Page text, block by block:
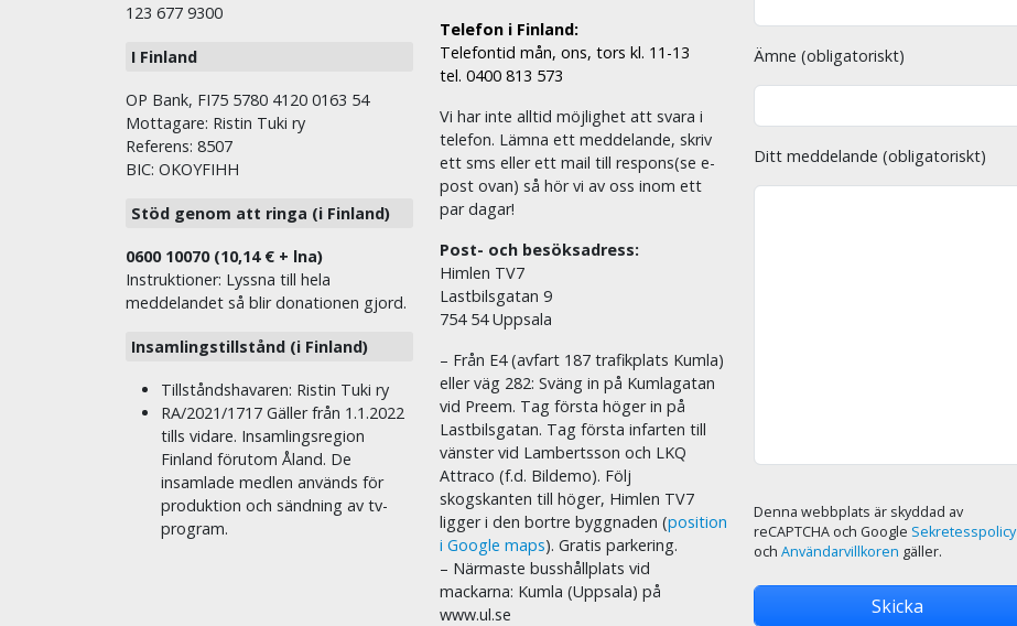
123 677 9300
I Finland
OP Bank, FI75 5780 4120 0163 54
Mottagare: Ristin Tuki ry
Referens: 8507
BIC: OKOYFIHH
Stöd genom att ringa (i Finland)
0600 10070 (10,14 € + lna)
Instruktioner: Lyssna till hela
meddelandet så blir donationen gjord.
Insamlingstillstånd (i Finland)
Tillståndshavaren: Ristin Tuki ry
RA/2021/1717 Gäller från 1.1.2022
tills vidare. Insamlingsregion
Finland förutom Åland. De
insamlade medlen används för
produktion och sändning av tv-
program.
Telefon i Finland:
Telefontid mån, ons, tors kl. 11-13
tel. 0400 813 573
Vi har inte alltid möjlighet att svara i
telefon. Lämna ett meddelande, skriv
ett sms eller ett mail till respons(se e-
post ovan) så hör vi av oss inom ett
par dagar!
Post- och besöksadress:
Himlen TV7
Lastbilsgatan 9
754 54 Uppsala
– Från E4 (avfart 187 trafikplats Kumla)
eller väg 282: Sväng in på Kumlagatan
vid Preem. Tag första höger in på
Lastbilsgatan. Tag första infarten till
vänster vid Lambertsson och LKQ
Attraco (f.d. Bildemo). Följ
skogskanten till höger, Himlen TV7
ligger i den bortre byggnaden (position
i Google maps). Gratis parkering.
– Närmaste busshållplats vid
mackarna: Kumla (Uppsala) på
www.ul.se
Ämne (obligatoriskt)
Ditt meddelande (obligatoriskt)
Denna webbplats är skyddad av
reCAPTCHA och Google Sekretesspolicy
och Användarvillkoren gäller.